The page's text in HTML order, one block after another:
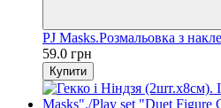
PJ Masks.Розмальовка з
59.0 грн
Купити